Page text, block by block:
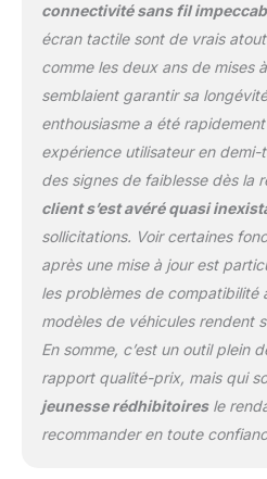
tels
les
les
est le
les
de
pour
plus
connectivité sans fil
écran tactile sont de vrais
comme les deux ans de mises
semblaient garantir sa
enthousiasme a été
expérience utilisateur en demi-
des signes de faiblesse dès la
client s’est avéré quasi
sollicitations. Voir certaines
après une mise à jour est
les problèmes de compatibilité
modèles de véhicules rendent
En somme, c’est un outil plein
rapport qualité-prix, mais qui
jeunesse rédhibitoiresle
recommander en toute